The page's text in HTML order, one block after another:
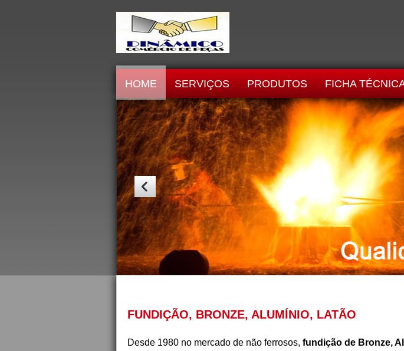
HOME SERVIÇOS PRODUTOS FICHA
FUNDIÇÃO, BRONZE, ALUMÍNIO, LATÃO
Desde 1980 no mercado de não ferrosos, fundição de Bronze,